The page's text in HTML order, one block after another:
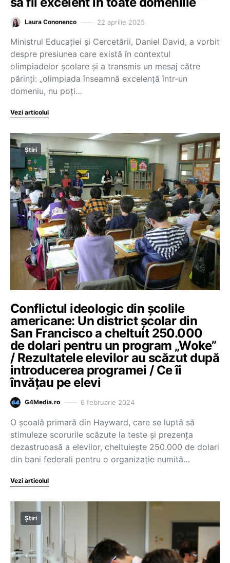
Laura Cononenco 22 aprilie 2025
Ministrul Educației și Cercetării, Daniel David, a vorbit
despre presiunea care există în contextul
olimpiadelor școlare și a transmis un mesaj către
părinți: „olimpiada înseamnă excelență într-un
domeniu, nu poți…
Vezi articolul
Știri
Conflictul ideologic din școlile
americane: Un district școlar din
San Francisco a cheltuit 250.000
de dolari pentru un program „Woke”
/ Rezultatele elevilor au scăzut după
introducerea programei / Ce îi
învățau pe elevi
G4Media.ro 6 februarie 2024
O școală primară din Hayward, care se luptă să
stimuleze scorurile scăzute la teste și prezența
dezastruoasă a elevilor, cheltuiește 250.000 de dolari
din bani federali pentru o organizație numită…
Vezi articolul
Știri